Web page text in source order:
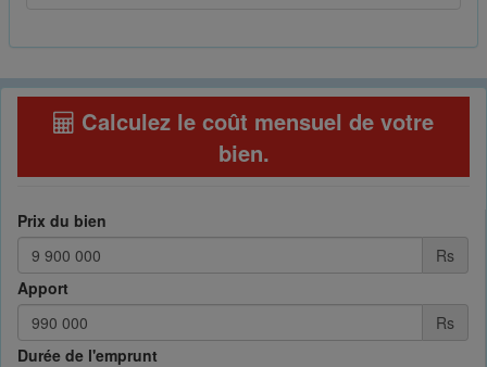
Calculez le coût mensuel de votre
bien.
Prix du bien
Rs
Apport
Rs
Durée de l'emprunt